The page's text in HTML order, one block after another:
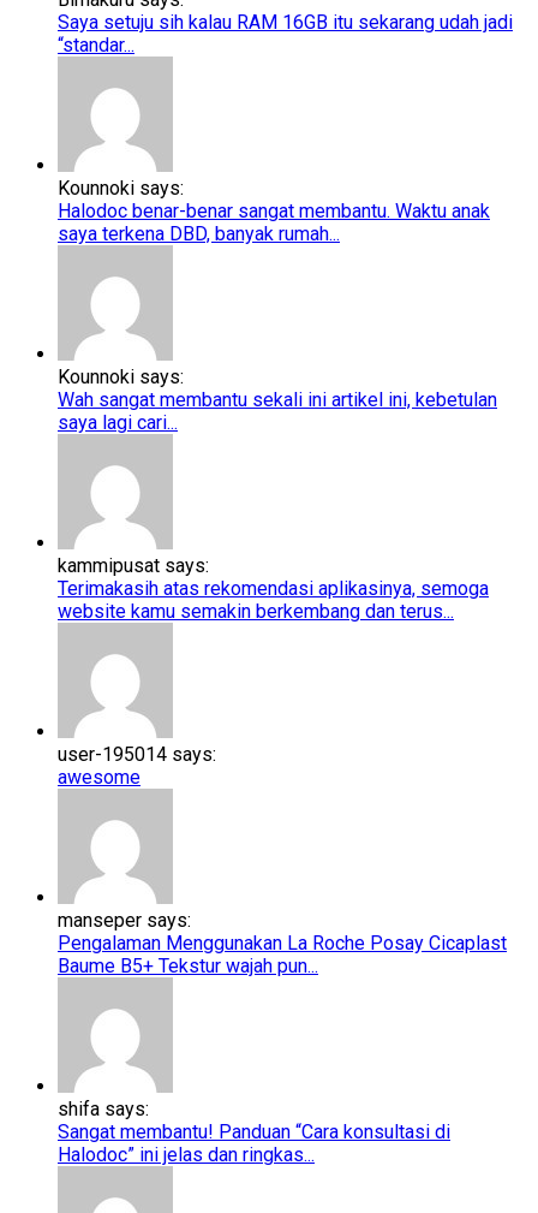
Saya setuju sih kalau RAM 16GB itu sekarang udah jadi
“standar...
Kounnoki says:
Halodoc benar-benar sangat membantu. Waktu anak
saya terkena DBD, banyak rumah...
Kounnoki says:
Wah sangat membantu sekali ini artikel ini, kebetulan
saya lagi cari...
kammipusat says:
Terimakasih atas rekomendasi aplikasinya, semoga
website kamu semakin berkembang dan terus...
user-195014 says:
awesome
manseper says:
Pengalaman Menggunakan La Roche Posay Cicaplast
Baume B5+​​ Tekstur wajah pun...
shifa says:
Sangat membantu! Panduan “Cara konsultasi di
Halodoc” ini jelas dan ringkas...